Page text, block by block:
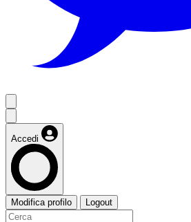
Accedi
Modifica profilo Logout